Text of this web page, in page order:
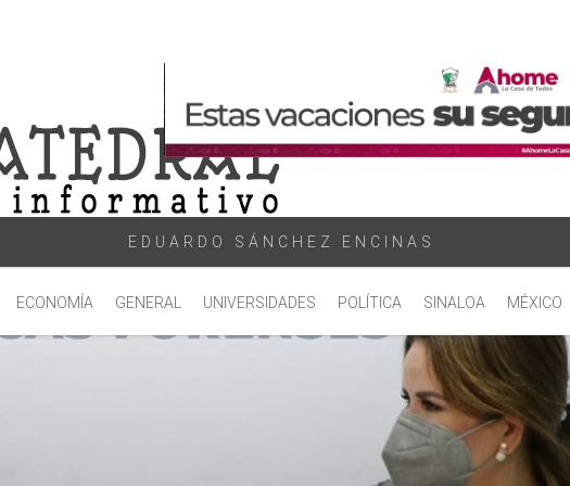
EDUARDO SÁNCHEZ ENCINAS
ECONOMÍA GENERAL UNIVERSIDADES POLÍTICA SINALOA MÉXICO